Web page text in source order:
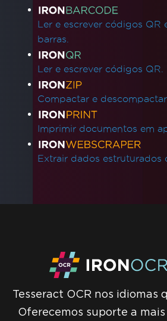
Ler e escrever códigos QR
barras.
Ler e escrever códigos QR.
Compactar e
Imprimir documentos em
Extrair dados estruturados
Tesseract OCR nos idiomas
Oferecemos suporte a mais